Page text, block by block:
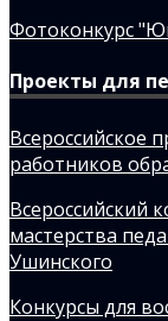
Фотоконкурс
Проекты для
Всероссийское
работников
Всероссийский
мастерства
Ушинского
Конкурсы для